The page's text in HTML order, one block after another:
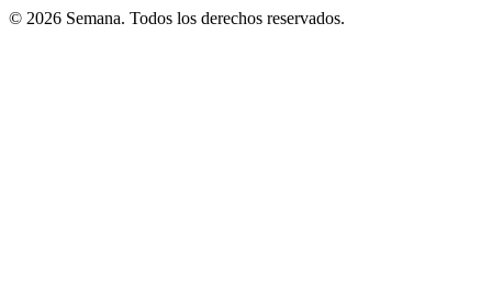
© 2026 Semana. Todos los derechos reservados.